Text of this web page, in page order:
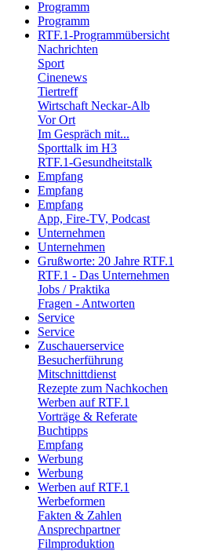
Programm
Programm
RTF.1-Programmübersicht
Nachrichten
Sport
Cinenews
Tiertreff
Wirtschaft Neckar-Alb
Vor Ort
Im Gespräch mit...
Sporttalk im H3
RTF.1-Gesundheitstalk
Empfang
Empfang
Empfang
App, Fire-TV, Podcast
Unternehmen
Unternehmen
Grußworte: 20 Jahre RTF.1
RTF.1 - Das Unternehmen
Jobs / Praktika
Fragen - Antworten
Service
Service
Zuschauerservice
Besucherführung
Mitschnittdienst
Rezepte zum Nachkochen
Werben auf RTF.1
Vorträge & Referate
Buchtipps
Empfang
Werbung
Werbung
Werben auf RTF.1
Werbeformen
Fakten & Zahlen
Ansprechpartner
Filmproduktion